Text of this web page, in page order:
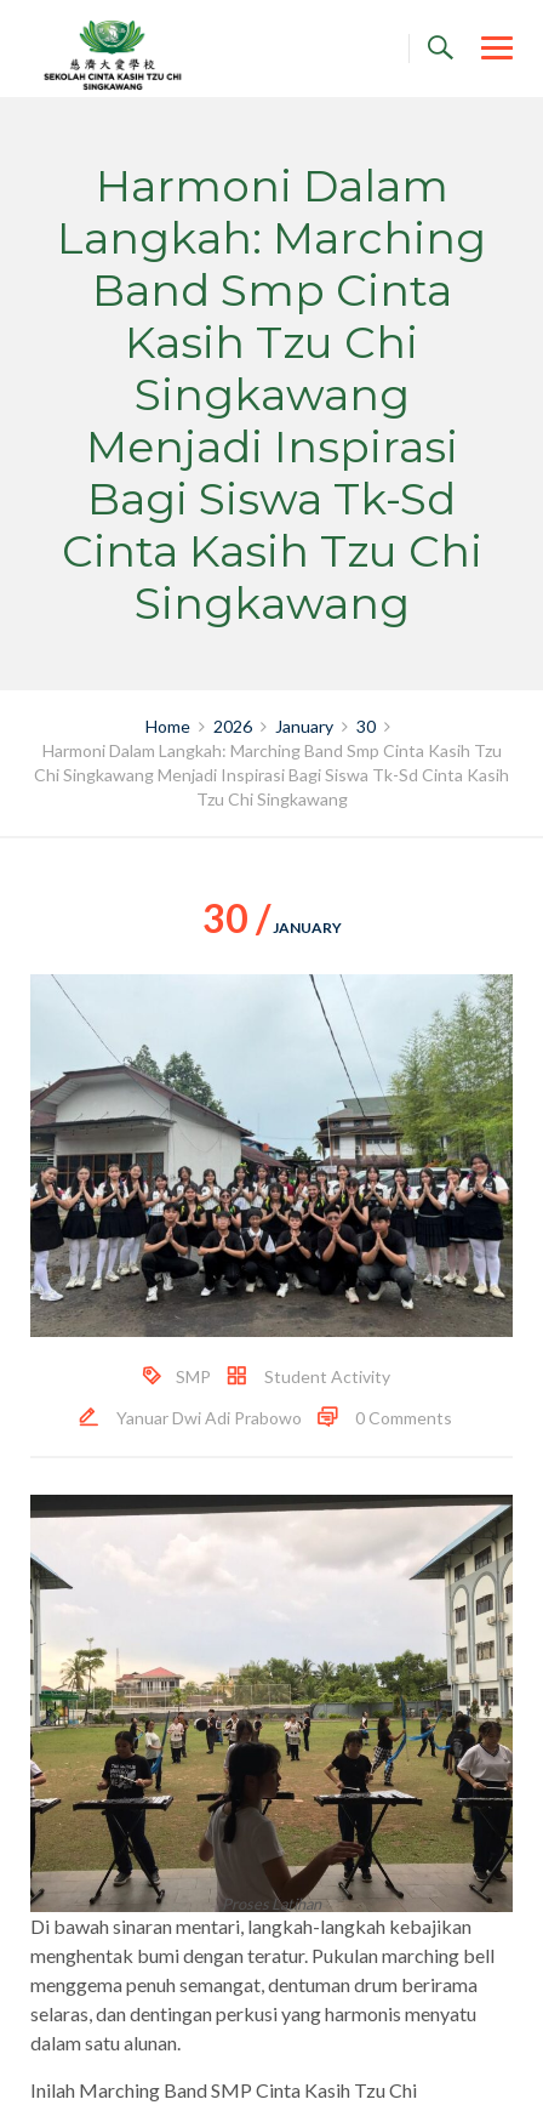
content
Harmoni Dalam
Langkah: Marching
Band Smp Cinta
Kasih Tzu Chi
Singkawang
Menjadi Inspirasi
Bagi Siswa Tk-Sd
Cinta Kasih Tzu Chi
Singkawang
Home 2026 January
30
Harmoni Dalam Langkah: Marching Band Smp Cinta Kasih Tzu
Chi Singkawang Menjadi Inspirasi Bagi Siswa Tk-Sd Cinta Kasih
Tzu Chi Singkawang
30 /JANUARY
SMP
Student Activity
Yanuar Dwi Adi Prabowo
0 Comments
Proses Latihan
Di bawah sinaran mentari, langkah-langkah kebajikan
menghentak bumi dengan teratur. Pukulan marching bell
menggema penuh semangat, dentuman drum berirama
selaras, dan dentingan perkusi yang harmonis menyatu
dalam satu alunan.
Inilah Marching Band SMP Cinta Kasih Tzu Chi